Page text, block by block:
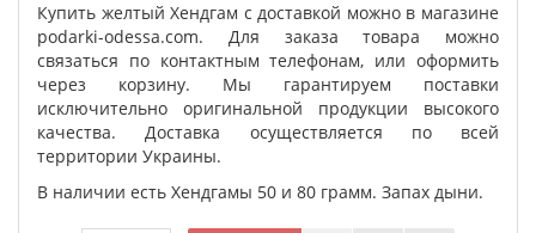
Купить желтый Хендгам с доставкой можно в магазине
podarki-odessa.com. Для заказа товара можно
связаться по контактным телефонам, или оформить
через корзину. Мы гарантируем поставки
исключительно оригинальной продукции высокого
качества. Доставка осуществляется по всей
территории Украины.
В наличии есть Хендгамы 50 и 80 грамм. Запах дыни.